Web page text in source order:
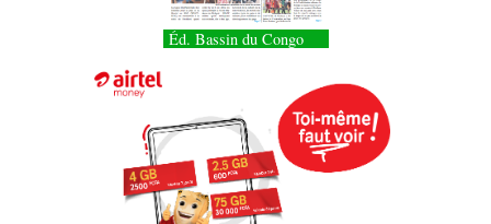
Éd. Bassin du Congo